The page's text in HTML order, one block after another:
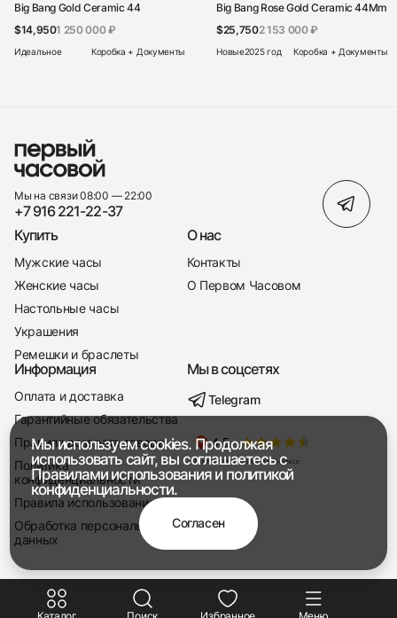
+7 916 221-22-37
Мы насвязи 08:00 — 19:00
Big Bang Gold Ceramic 44
$14,9501 250 000 ₽
Идеальное Коробка + Документы
Big Bang Rose Gold Ceramic 44Mm
$25,7502 153 000 ₽
Новые2025 год Коробка + Документы
Мы на связи 08:00 — 22:00
+7 916 221-22-37
Купить
Мужские часы
Женские часы
Настольные часы
Украшения
Ремешки и браслеты
О нас
Контакты
О Первом Часовом
Информация
Оплата и доставка
Гарантийные обязательства
Правила возврата товара
Политика
конфиденциальности
Правила использования
Обработка персональных
данных
Мы в соцсетях
Telegram
Мы используем cookies. Продолжая
использовать сайт, вы соглашаетесь с
Правилами использованияи политикой
конфиденциальности.
Согласен